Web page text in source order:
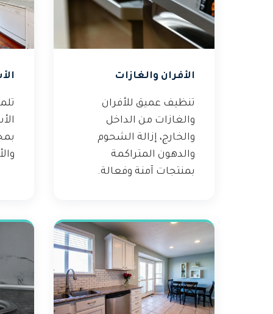
الأفران والغازات
تنظيف عميق للأفران
والغازات من الداخل
والخارج، إزالة الشحوم
والدهون المتراكمة
بمنتجات آمنة وفعالة.